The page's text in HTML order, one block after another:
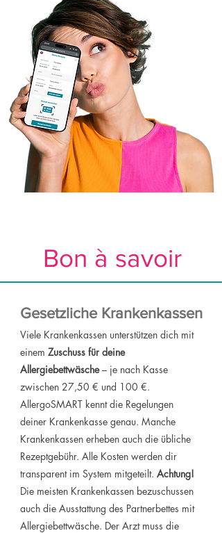
Bon à savoir
Gesetzliche Krankenkassen
Viele Krankenkassen unterstützen dich mit
einem Zuschuss für deine
Allergiebettwäsche– je nach Kasse
zwischen 27,50 € und 100 €.
AllergoSMART kennt die Regelungen
deiner Krankenkasse genau. Manche
Krankenkassen erheben auch die übliche
Rezeptgebühr. Alle Kosten werden dir
transparent im System mitgeteilt. Achtung!
Die meisten Krankenkassen bezuschussen
auch die Ausstattung des Partnerbettes mit
Allergiebettwäsche. Der Arzt muss die